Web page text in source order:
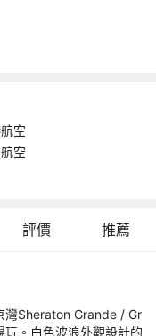
空
空
評價 推薦
灣Sheraton Grande / Gr
。白色波浪外觀設計的